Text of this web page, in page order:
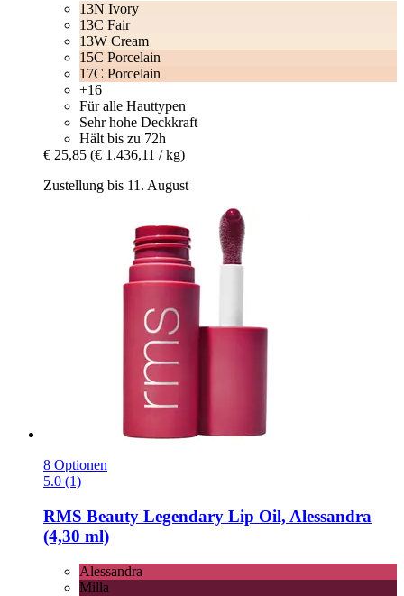
13N Ivory
13C Fair
13W Cream
15C Porcelain
17C Porcelain
+16
Für alle Hauttypen
Sehr hohe Deckkraft
Hält bis zu 72h
€ 25,85 (€ 1.436,11 / kg)
Zustellung bis 11. August
8 Optionen
5.0 (1)
RMS Beauty Legendary Lip Oil, Alessandra
(4,30 ml)
Alessandra
Milla